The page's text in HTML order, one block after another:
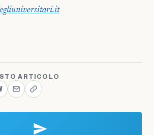
ARTICOLO